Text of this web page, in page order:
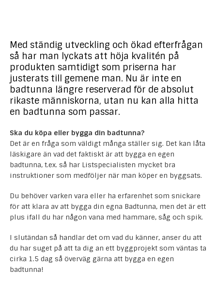
Med ständig utveckling och ökad efterfrågan
så har man lyckats att höja kvalitén på
produkten samtidigt som priserna har
justerats till gemene man. Nu är inte en
badtunna längre reserverad för de absolut
rikaste människorna, utan nu kan alla hitta
en badtunna som passar.
Ska du köpa eller bygga din badtunna?
Det är en fråga som väldigt många ställer sig. Det kan låta
läskigare än vad det faktiskt är att bygga en egen
badtunna, t.ex. så har Listspecialisten mycket bra
instruktioner som medföljer när man köper en byggsats.
Du behöver varken vara eller ha erfarenhet som snickare
för att klara av att bygga din egna Badtunna, men det är ett
plus ifall du har någon vana med hammare, såg och spik.
I slutändan så handlar det om vad du känner, anser du att
du har suget på att ta dig an ett byggprojekt som väntas ta
cirka 1.5 dag så överväg gärna att bygga en egen
badtunna!